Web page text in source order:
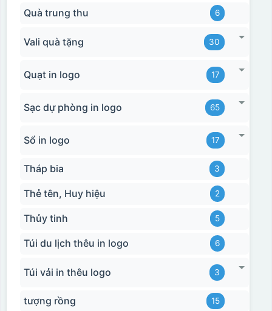
Quà trung thu 6
Vali quà tặng 30
Quạt in logo 17
Sạc dự phòng in logo 65
Sổ in logo 17
Tháp bia 3
Thẻ tên, Huy hiệu 2
Thủy tinh 5
Túi du lịch thêu in logo 6
Túi vải in thêu logo 3
tượng rồng 15